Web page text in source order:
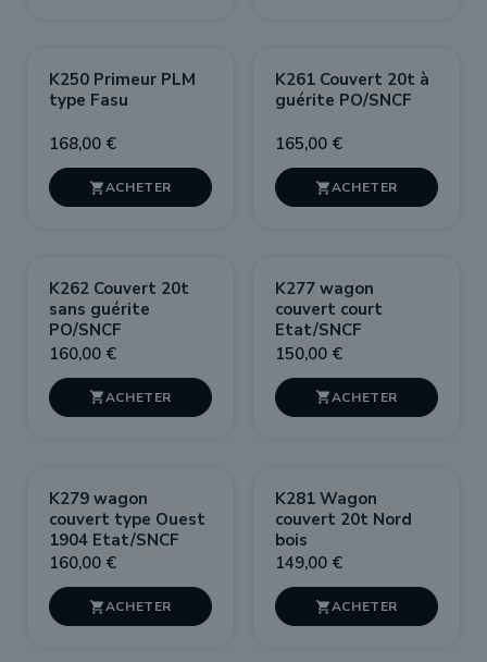
K250 Primeur PLM
type Fasu
168,00 €

K261 Couvert 20t à
guérite PO/SNCF
165,00 €

K262 Couvert 20t
sans guérite
PO/SNCF
160,00 €

K277 wagon
couvert court
Etat/SNCF
150,00 €

K279 wagon
couvert type Ouest
1904 Etat/SNCF
160,00 €

K281 Wagon
couvert 20t Nord
bois
149,00 €
